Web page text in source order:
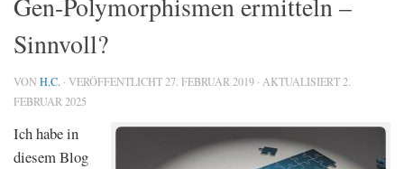
Gen-Polymorphismen ermitteln –
Sinnvoll?
VON H.C. · VERÖFFENTLICHT 27. FEBRUAR 2019 · AKTUALISIERT 2.
FEBRUAR 2025
Ich habe in
diesem Blog